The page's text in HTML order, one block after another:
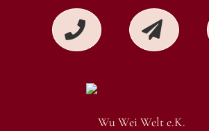
Wu Wei Welt e.K.